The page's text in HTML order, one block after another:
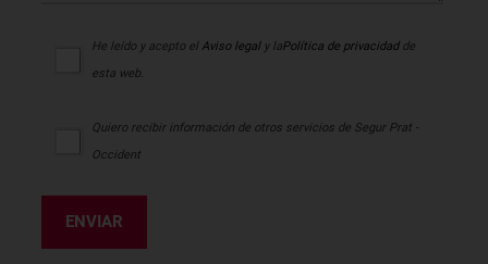
He leído y acepto elAviso legaly laPolítica de privacidadde
esta web.
Quiero recibir información de otros servicios de Segur Prat -
Occident
ENVIAR